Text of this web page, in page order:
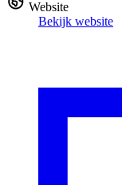
Website
Bekijk website